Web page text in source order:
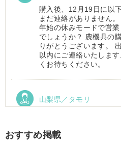
購入後、12月19日に以
まだ連絡がありません
年始の休みモードで営
でしょうか？ 農機具の
りがとうございます。
以内にご連絡いたしま
くお待ちください。
山梨県／タモリ
だきます。ありがとうご
おすすめ掲載